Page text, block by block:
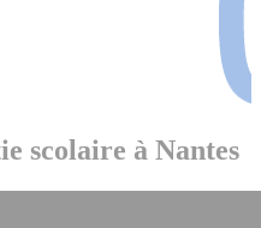
scolaire à Nantes